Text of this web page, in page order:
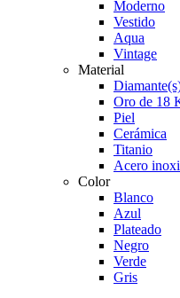
Moderno
Vestido
Aqua
Vintage
Material
Oro de 18
Piel
Cerámica
Titanio
Acero
Color
Blanco
Azul
Plateado
Negro
Verde
Gris